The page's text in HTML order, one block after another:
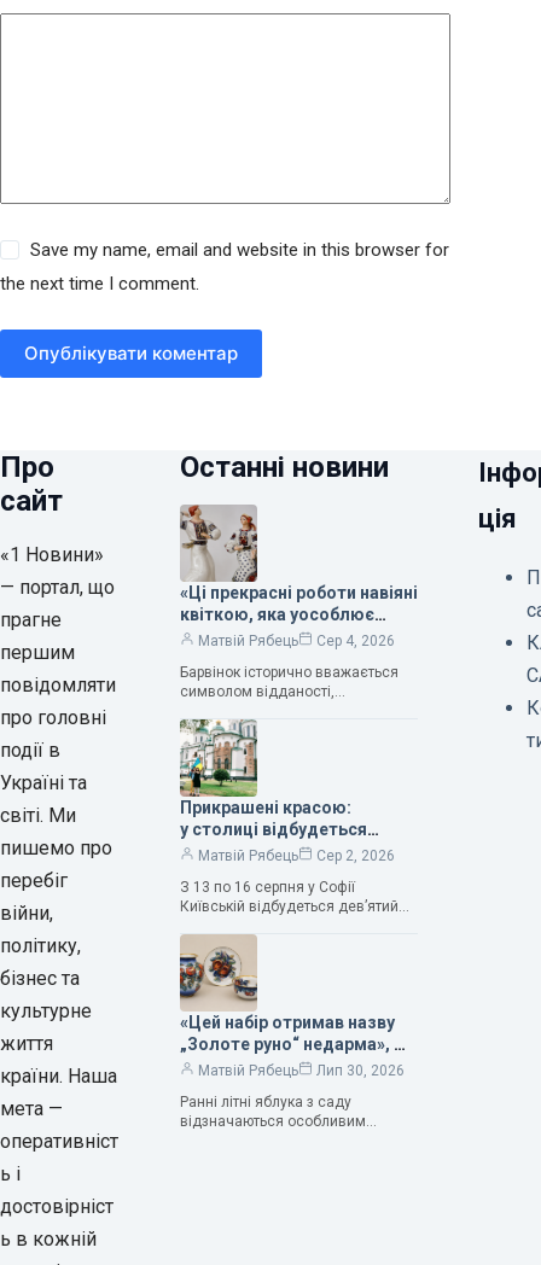
Save my name, email and website in this browser for
the next time I comment.
Опублікувати коментар
Про
сайт
«1 Новини»
— портал, що
прагне
першим
повідомляти
про головні
події в
Україні та
світі. Ми
пишемо про
перебіг
війни,
політику,
бізнес та
культурне
життя
країни. Наша
мета —
оперативніст
ь і
достовірніст
ь в кожній
Останні новини
«Ці прекрасні роботи навіяні
квіткою, яка уособлює
нескінченне кохання», —
Людмила Карпінська-
Романюк
Матвій Рябець
Сер 4, 2026
Барвінок історично вважається
символом відданості,
та тривалого подружнього союзу.
Саме тому ця рослина надихала і
продовжує надихати митців на
Прикрашені красою:
у столиці відбудеться
дев’ятий фестиваль
Матвій Рябець
Сер 2, 2026
З 13 по 16 серпня у Софії
Київській відбудеться дев’ятий
мистецтв Bouquet Kyiv Stage. Ця
подія традиційно…
«Цей набір отримав назву
„Золоте руно“ недарма», —
колекціонерка Людмила
Матвій Рябець
Лип 30, 2026
Ранні літні яблука з саду
відзначаються особливим
ція